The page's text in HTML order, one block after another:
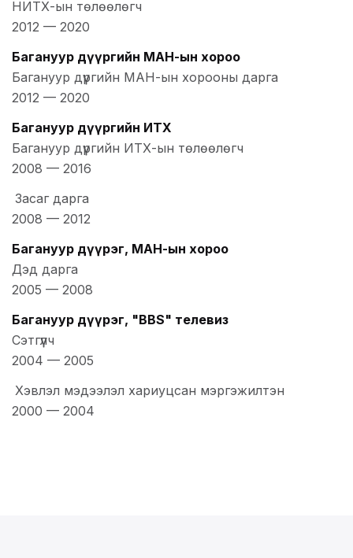
НИТХ-ын төлөөлөгч
2012 — 2020
Багануур дүүргийн МАН-ын хороо
Багануур дүүргийн МАН-ын хорооны дарга
2012 — 2020
Багануур дүүргийн ИТХ
Багануур дүүргийн ИТХ-ын төлөөлөгч
2008 — 2016
Засаг дарга
2008 — 2012
Багануур дүүрэг, МАН-ын хороо
Дэд дарга
2005 — 2008
Багануур дүүрэг, "BBS" телевиз
Сэтгүүлч
2004 — 2005
Хэвлэл мэдээлэл хариуцсан мэргэжилтэн
2000 — 2004